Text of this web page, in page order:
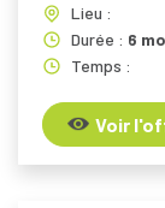
Lieu :
Durée : 6
Temps :
Voir